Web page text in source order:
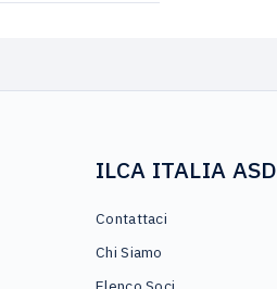
ILCA ITALIA ASD
Contattaci
Chi Siamo